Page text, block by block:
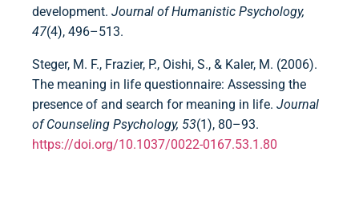
development. Journal of Humanistic Psychology,
47(4), 496–513.
Steger, M. F., Frazier, P., Oishi, S., & Kaler, M. (2006).
The meaning in life questionnaire: Assessing the
presence of and search for meaning in life. Journal
of Counseling Psychology, 53(1), 80–93.
https://doi.org/10.1037/0022-0167.53.1.80